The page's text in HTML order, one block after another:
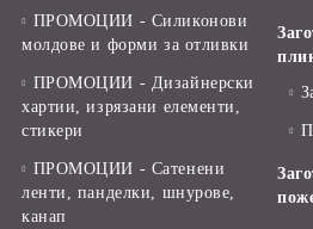
ПРОМОЦИИ - Силиконови
молдове и форми за отливки
ПРОМОЦИИ - Дизайнерски
хартии, изрязани елементи,
стикери
ПРОМОЦИИ - Сатенени
ленти, панделки, шнурове,
канап